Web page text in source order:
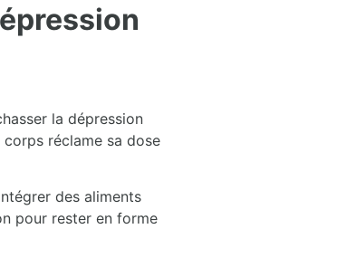
la dépression
réclame sa dose
des aliments
pour rester en forme